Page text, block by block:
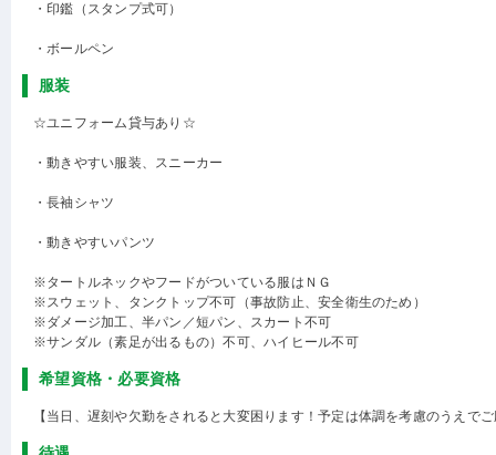
・印鑑（スタンプ式可）
・ボールペン
服装
☆ユニフォーム貸与あり☆
・動きやすい服装、スニーカー
・長袖シャツ
・動きやすいパンツ
※タートルネックやフードがついている服はＮＧ
※スウェット、タンクトップ不可（事故防止、安全衛生のため）
※ダメージ加工、半パン／短パン、スカート不可
※サンダル（素足が出るもの）不可、ハイヒール不可
希望資格・必要資格
【当日、遅刻や欠勤をされると大変困ります！予定は体調を考慮のうえで